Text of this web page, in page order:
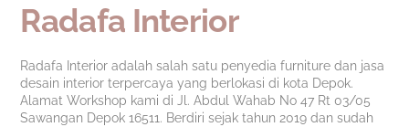
Radafa Interior
Radafa Interior adalah salah satu penyedia furniture dan jasa
desain interior terpercaya yang berlokasi di kota Depok.
Alamat Workshop kami di Jl. Abdul Wahab No 47 Rt 03/05
Sawangan Depok 16511. Berdiri sejak tahun 2019 dan sudah